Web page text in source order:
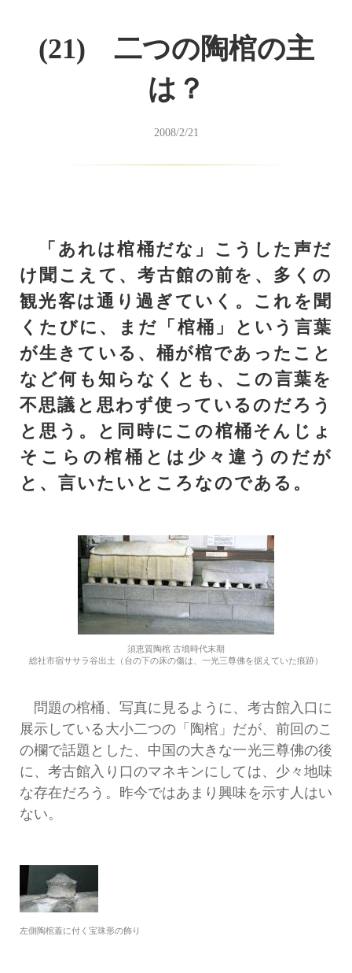
(21) 二つの陶棺の主
は？
2008/2/21
「あれは棺桶だな」こうした声だ
け聞こえて、考古館の前を、多くの
観光客は通り過ぎていく。これを聞
くたびに、まだ「棺桶」という言葉
が生きている、桶が棺であったこと
など何も知らなくとも、この言葉を
不思議と思わず使っているのだろう
と思う。と同時にこの棺桶そんじょ
そこらの棺桶とは少々違うのだが
と、言いたいところなのである。
須恵質陶棺 古墳時代末期
総社市宿ササラ谷出土（台の下の床の傷は、一光三尊佛を据えていた痕跡）
問題の棺桶、写真に見るように、考古館入口に
展示している大小二つの「陶棺」だが、前回のこ
の欄で話題とした、中国の大きな一光三尊佛の後
に、考古館入り口のマネキンにしては、少々地味
な存在だろう。昨今ではあまり興味を示す人はい
ない。
左側陶棺蓋に付く宝珠形の飾り